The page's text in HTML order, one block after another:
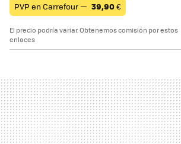
PVP en Carrefour — 39,90€
El precio podría variar. Obtenemos comisión por estos
enlaces